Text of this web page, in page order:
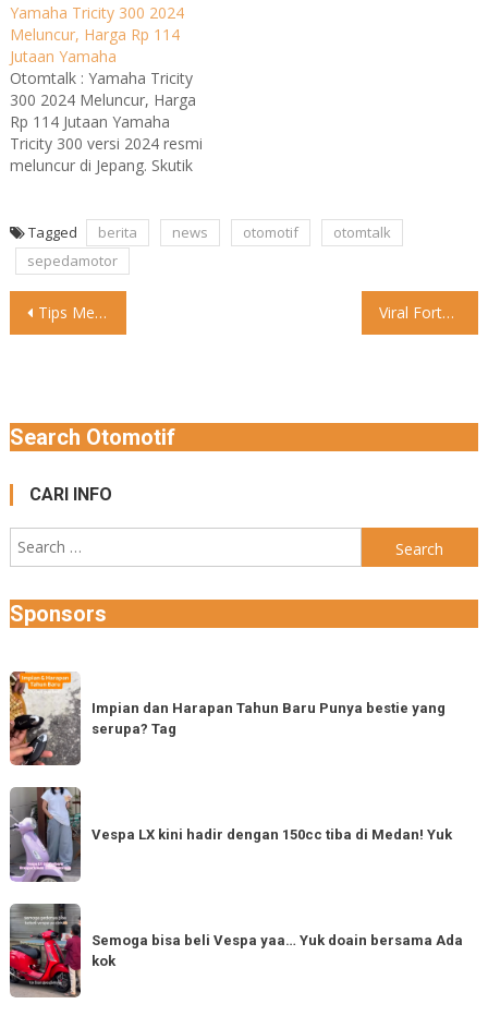
Yamaha Tricity 300 2024
Meluncur, Harga Rp 114
Jutaan Yamaha
Otomtalk : Yamaha Tricity
300 2024 Meluncur, Harga
Rp 114 Jutaan Yamaha
Tricity 300 versi 2024 resmi
meluncur di Jepang. Skutik
(15/12/2023) dengan
banderol 1.450.000 yen,
setara Rp 114 juta. Yamaha
Tricity 300 mulai dijual di
Jepang pertama kali pada
September 2020.…
Tagged berita news otomotif
otomtalk
sepedamotor
Post
Tips Merawat Sarung Tangan Sepeda Motor Kesayangan Selain jaket dan Viral Fortuner Pelat Hitam Berstrobo Halangi Jalan Lawan Arah Media
Search Otomotif
CARI INFO
Search
for:
Sponsors
Impian
dan
Harapan
Tahun
Baru
Punya
bestie
yang
Tag
Impian dan Harapan Tahun Baru Punya bestie yang
serupa? Tag
Vespa
LX
kini
hadir
dengan
150cc
tiba
di
Vespa LX kini hadir dengan 150cc tiba di Medan! Yuk
Semoga
bisa
beli
Vespa
Semoga bisa beli Vespa yaa… Yuk doain bersama Ada
kok